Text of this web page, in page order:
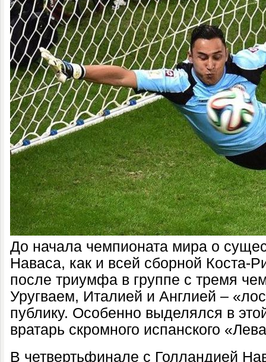
До начала чемпионата мира о
Наваса, как и всей сборной Коста-
после триумфа в группе с тремя
Уругваем, Италией и Англией –
публику. Особенно выделялся в
вратарь скромного испанского
В четвертьфинале с Голландией